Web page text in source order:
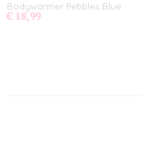
Bodywarmer Pebbles Blue
€ 18,99